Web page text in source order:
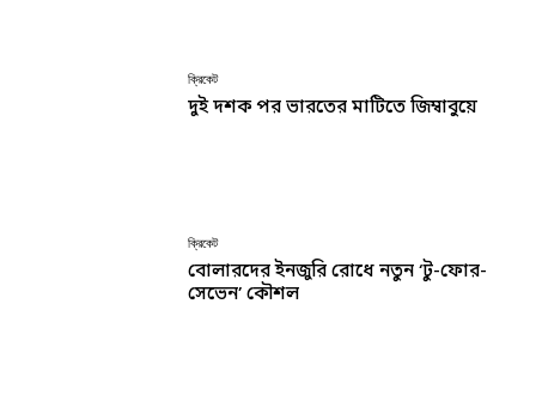
ক্রিকেট
দুই দশক পর ভারতের মাটিতে জিম্বাবুয়ে
ক্রিকেট
বোলারদের ইনজুরি রোধে নতুন ‘টু-ফোর-
সেভেন’ কৌশল